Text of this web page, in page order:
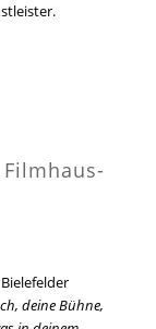
deine Bühne,